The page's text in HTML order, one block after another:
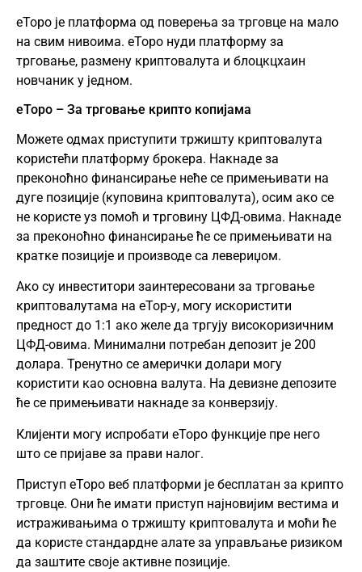
еТоро је платформа од поверења за трговце на мало
на свим нивоима. еТоро нуди платформу за
трговање, размену криптовалута и блоцкцхаин
новчаник у једном.
еТоро – За трговање крипто копијама
Можете одмах приступити тржишту криптовалута
користећи платформу брокера. Накнаде за
преконоћно финансирање неће се примењивати на
дуге позиције (куповина криптовалута), осим ако се
не користе уз помоћ и трговину ЦФД-овима. Накнаде
за преконоћно финансирање ће се примењивати на
кратке позиције и производе са левериџом.
Ако су инвеститори заинтересовани за трговање
криптовалутама на еТор-у, могу искористити
предност до 1:1 ако желе да тргују високоризичним
ЦФД-овима. Минимални потребан депозит је 200
долара. Тренутно се амерички долари могу
користити као основна валута. На девизне депозите
ће се примењивати накнаде за конверзију.
Клијенти могу испробати еТоро функције пре него
што се пријаве за прави налог.
Приступ еТоро веб платформи је бесплатан за крипто
трговце. Они ће имати приступ најновијим вестима и
истраживањима о тржишту криптовалута и моћи ће
да користе стандардне алате за управљање ризиком
да заштите своје активне позиције.